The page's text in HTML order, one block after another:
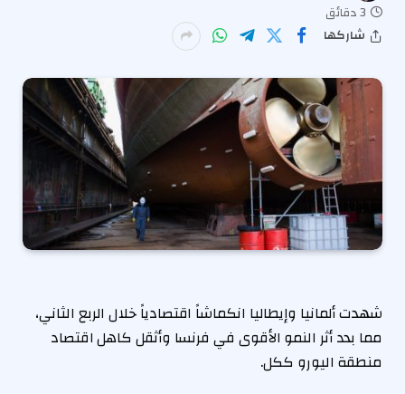
3 دقائق
شاركها
شهدت ألمانيا وإيطاليا انكماشاً اقتصادياً خلال الربع الثاني،
مما بدد أثر النمو الأقوى في فرنسا وأثقل كاهل اقتصاد
منطقة اليورو ككل.